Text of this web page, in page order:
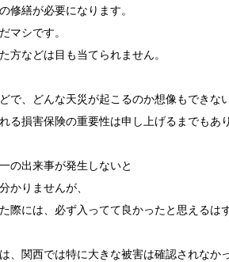
修繕が必要になります。
マシです。
方などは目も当てられません。
で、どんな天災が起こるのか想像もできな
る損害保険の重要性は申し上げるまでもあ
の出来事が発生しないと
かりませんが、
際には、必ず入ってて良かったと思えるは
、関西では特に大きな被害は確認されなか